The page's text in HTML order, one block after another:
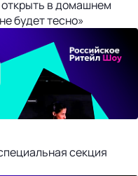
в домашнем
будет тесно»
секция